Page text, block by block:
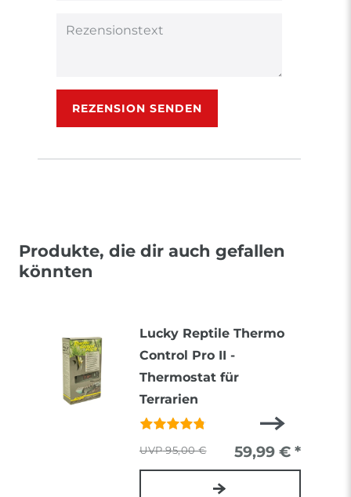
Rezensionstext
REZENSION SENDEN
Produkte, die dir auch gefallen
könnten
Lucky Reptile Thermo
Control Pro II -
Thermostat für
Terrarien
95,00 € 59,99 € *